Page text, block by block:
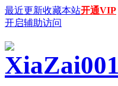
最近更新收藏本站开通VIP
开启辅助访问